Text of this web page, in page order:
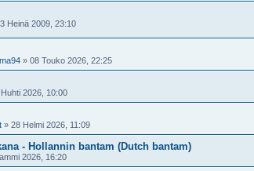
Heinä 2009, 23:10
» 08 Touko 2026, 22:25
2026, 10:00
» 28 Helmi 2026, 11:09
- Hollannin bantam (Dutch bantam)
2026, 16:20